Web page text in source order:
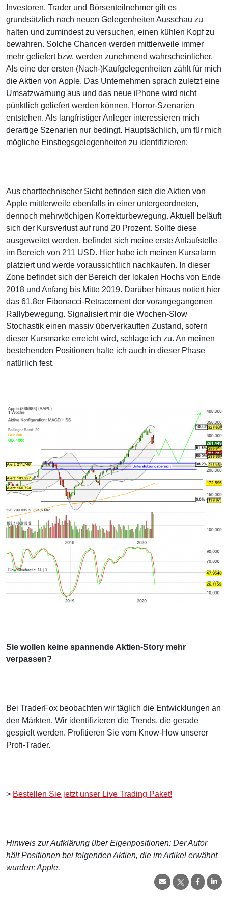
Investoren, Trader und Börsenteilnehmer gilt es
grundsätzlich nach neuen Gelegenheiten Ausschau zu
halten und zumindest zu versuchen, einen kühlen Kopf zu
bewahren. Solche Chancen werden mittlerweile immer
mehr geliefert bzw. werden zunehmend wahrscheinlicher.
Als eine der ersten (Nach-)Kaufgelegenheiten zählt für mich
die Aktien von Apple. Das Unternehmen sprach zuletzt eine
Umsatzwarnung aus und das neue iPhone wird nicht
pünktlich geliefert werden können. Horror-Szenarien
entstehen. Als langfristiger Anleger interessieren mich
derartige Szenarien nur bedingt. Hauptsächlich, um für mich
mögliche Einstiegsgelegenheiten zu identifizieren:
Aus charttechnischer Sicht befinden sich die Aktien von
Apple mittlerweile ebenfalls in einer untergeordneten,
dennoch mehrwöchigen Korrekturbewegung. Aktuell beläuft
sich der Kursverlust auf rund 20 Prozent. Sollte diese
ausgeweitet werden, befindet sich meine erste Anlaufstelle
im Bereich von 211 USD. Hier habe ich meinen Kursalarm
platziert und werde voraussichtlich nachkaufen. In dieser
Zone befindet sich der Bereich der lokalen Hochs von Ende
2018 und Anfang bis Mitte 2019. Darüber hinaus notiert hier
das 61,8er Fibonacci-Retracement der vorangegangenen
Rallybewegung. Signalisiert mir die Wochen-Slow
Stochastik einen massiv überverkauften Zustand, sofern
dieser Kursmarke erreicht wird, schlage ich zu. An meinen
bestehenden Positionen halte ich auch in dieser Phase
natürlich fest.
Sie wollen keine spannende Aktien-Story mehr
verpassen?
Bei TraderFox beobachten wir täglich die Entwicklungen an
den Märkten. Wir identifizieren die Trends, die gerade
gespielt werden. Profitieren Sie vom Know-How unserer
Profi-Trader.
> Bestellen Sie jetzt unser Live Trading Paket!
Hinweis zur Aufklärung über Eigenpositionen: Der Autor
hält Positionen bei folgenden Aktien, die im Artikel erwähnt
wurden: Apple.